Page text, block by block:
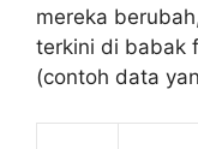
mereka
terkini di babak
(contoh data